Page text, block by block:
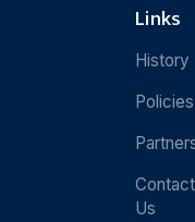
Links
History
Policies
Contact
Us